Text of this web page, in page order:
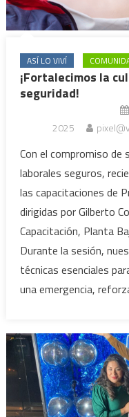
ASÍ LO VIVÍ
¡Fortalecimos la
seguridad!
2025
Con el compromiso de
laborales seguros,
las capacitaciones de
dirigidas por Gilberto
Capacitación, Planta
Durante la sesión,
técnicas esenciales
una emergencia,